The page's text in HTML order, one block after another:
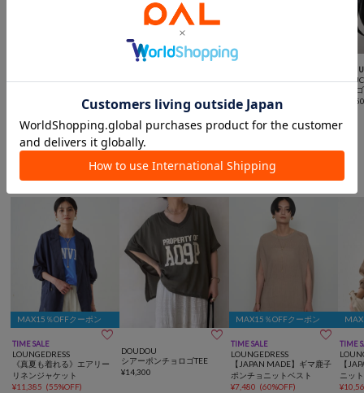
IACUCCI

DOUDOU
売カラー再追加！】ミニシ
ョルダー付ソフトレザー調
ミニバッグ
¥6,490
RIVE DROITE
あり】KONOJIレザーボス
トン
¥11,000 ( 50%OFF
アー
おすすめトピック
二の腕周りカバーアイテム
MAX15％OFFクーポン
TIME SALE 
LOUNGEDRESS
《真夏も着れる》エアリー
リネンジャケット
¥11,385 (55%OFF)

DOUDOU
シアーポンチョロゴTEE
¥14,300
MAX15％OFFクーポン
TIME SALE 
LOUNGEDRESS
【JAPAN MADE】ギマ鹿子
ポンチョニットベスト
¥7,480 (60%OFF)
TIME
【
ニット
¥